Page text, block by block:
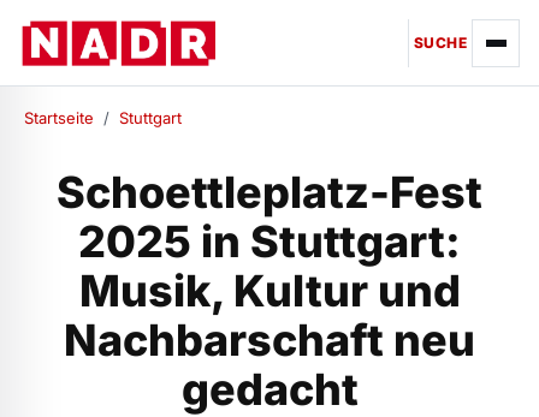
SUCHE
Startseite / Stuttgart
Schoettleplatz-Fest
2025 in Stuttgart:
Musik, Kultur und
Nachbarschaft neu
gedacht